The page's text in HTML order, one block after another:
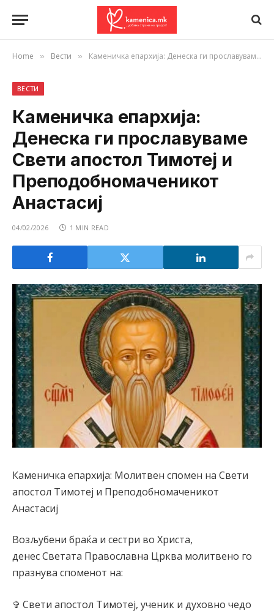
Home » Вести » Каменичка епархија: Денеска ги прославуваме Свети апостол Тимотеј и Преподобномаченикот Анастасиј
ВЕСТИ
Каменичка епархија:
Денеска ги прославуваме
Свети апостол Тимотеј и
Преподобномаченикот
Анастасиј
04/02/2026 1 MIN READ
Каменичка епархија: Молитвен спомен на Свети
апостол Тимотеј и Преподобномаченикот
Анастасиј
Возљубени браќа и сестри во Христа,
денес Светата Православна Црква молитвено го
празнува споменот на:
✞ Свети апостол Тимотеј, ученик и духовно чедо